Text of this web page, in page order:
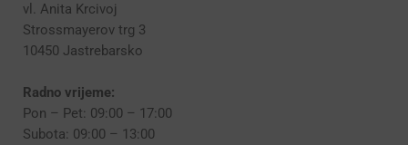
vl. Anita Krcivoj
Strossmayerov trg 3
10450 Jastrebarsko
Radno vrijeme:
Pon – Pet: 09:00 – 17:00
Subota: 09:00 – 13:00